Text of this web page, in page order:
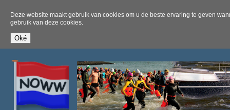
Deze website maakt gebruik van cookies om u de beste ervaring te geven
gebruik van deze cookies.